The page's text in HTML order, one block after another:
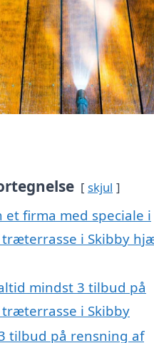
skjul
et firma med speciale i
i Skibby
mindst 3 tilbud på
i Skibby
tilbud på rensning af